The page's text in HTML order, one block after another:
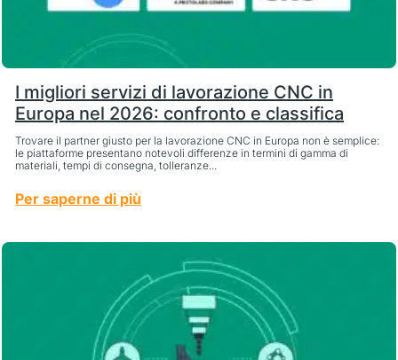
I migliori servizi di lavorazione CNC in
Europa nel 2026: confronto e classifica
Trovare il partner giusto per la lavorazione CNC in Europa non è semplice:
le piattaforme presentano notevoli differenze in termini di gamma di
materiali, tempi di consegna, tolleranze...
Per saperne di più